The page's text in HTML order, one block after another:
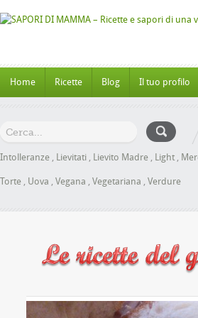
Home Ricette Blog Il tuo profilo
Intolleranze , Lievitati , Lievito Madre , Light ,
Torte , Uova , Vegana , Vegetariana , Verdure
Miele senza